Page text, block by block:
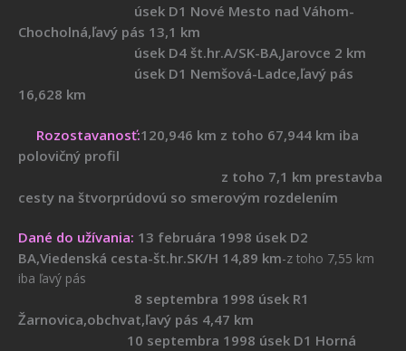
úsek D1 Nové Mesto nad Váhom-
Chocholná,ľavý pás 13,1 km
úsek D4 št.hr.A/SK-BA,Jarovce 2 km
úsek D1 Nemšová-Ladce,ľavý pás
16,628 km
Rozostavanosť:120,946 km z toho 67,944 km iba
polovičný profil
z toho 7,1 km prestavba
cesty na štvorprúdovú so smerovým rozdelením
Dané do užívania: 13 februára 1998 úsek D2
BA,Viedenská cesta-št.hr.SK/H 14,89 km-z toho 7,55 km
iba ľavý pás
8 septembra 1998 úsek R1
Žarnovica,obchvat,ľavý pás 4,47 km
10 septembra 1998 úsek D1 Horná